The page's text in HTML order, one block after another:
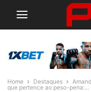
Home Destaques
que pertence ao peso-pena:...